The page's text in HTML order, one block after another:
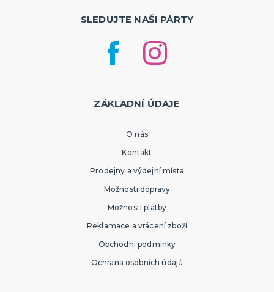
SLEDUJTE NAŠI PÁRTY
ZÁKLADNÍ ÚDAJE
O nás
Kontakt
Prodejny a výdejní místa
Možnosti dopravy
Možnosti platby
Reklamace a vrácení zboží
Obchodní podmínky
Ochrana osobních údajů